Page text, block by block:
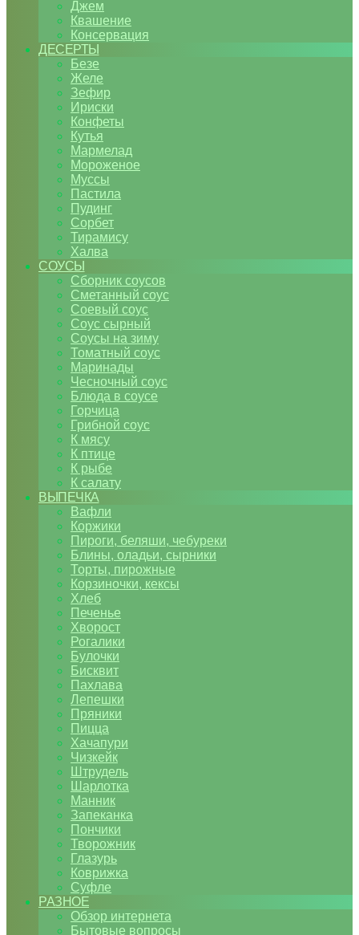
Джем
Квашение
Консервация
ДЕСЕРТЫ
Безе
Желе
Зефир
Ириски
Конфеты
Кутья
Мармелад
Мороженое
Муссы
Пастила
Пудинг
Сорбет
Тирамису
Халва
СОУСЫ
Сборник соусов
Сметанный соус
Соевый соус
Соус сырный
Соусы на зиму
Томатный соус
Маринады
Чесночный соус
Блюда в соусе
Горчица
Грибной соус
К мясу
К птице
К рыбе
К салату
ВЫПЕЧКА
Вафли
Коржики
Пироги, беляши, чебуреки
Блины, оладьи, сырники
Торты, пирожные
Корзиночки, кексы
Хлеб
Печенье
Хворост
Рогалики
Булочки
Бисквит
Пахлава
Лепешки
Пряники
Пицца
Хачапури
Чизкейк
Штрудель
Шарлотка
Манник
Запеканка
Пончики
Творожник
Глазурь
Коврижка
Суфле
РАЗНОЕ
Обзор интернета
Бытовые вопросы